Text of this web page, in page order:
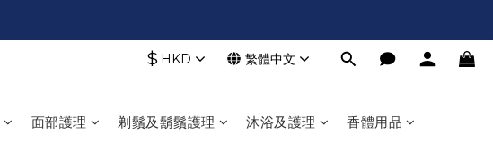
$ HKD 繁體中文
面部護理 剃鬚及鬍鬚護理 沐浴及護理 香體用品